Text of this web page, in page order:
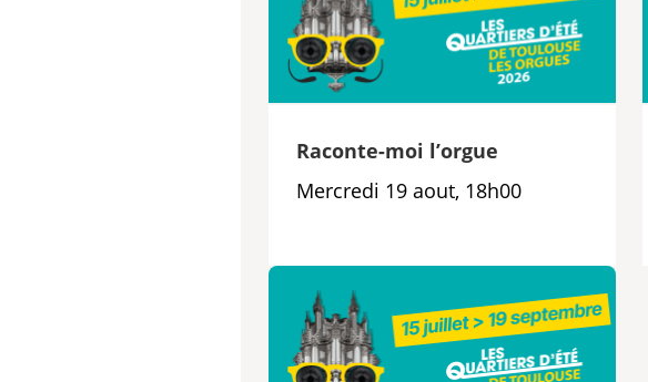
Raconte-moi l’orgue
Mercredi 19 aout, 18h00